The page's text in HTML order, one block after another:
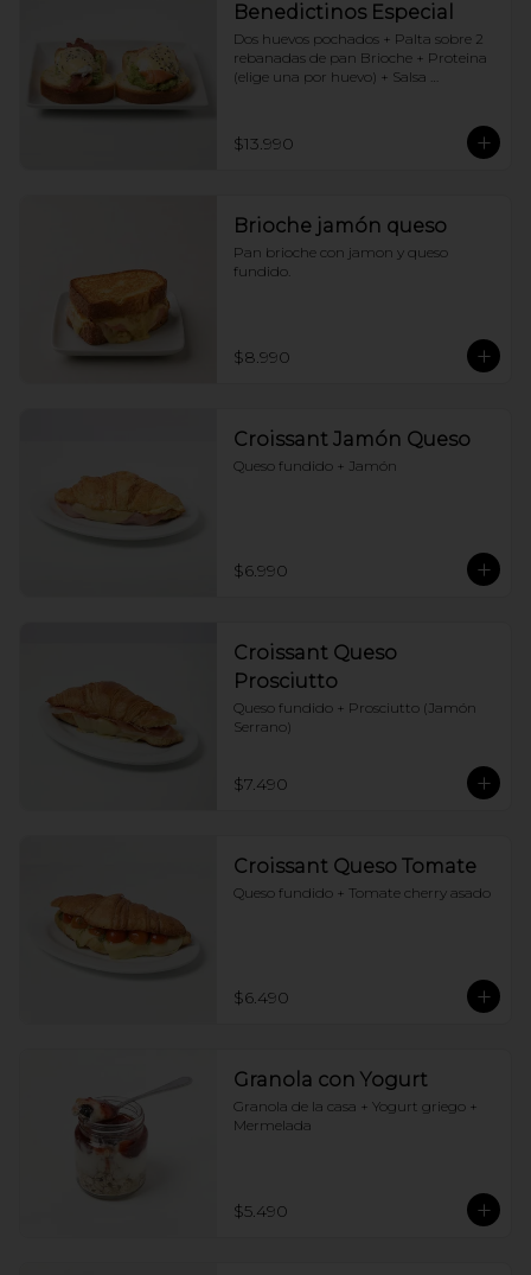
Benedictinos Especial
Dos huevos pochados + Palta sobre 2
rebanadas de pan Brioche + Proteina
(elige una por huevo) + Salsa
$13.990
Brioche jamón queso
Pan brioche con jamon y queso
fundido.
$8.990
Croissant Jamón Queso
Queso fundido + Jamón
$6.990
Croissant Queso
Prosciutto
Queso fundido + Prosciutto (Jamón
Serrano)
$7.490
Croissant Queso Tomate
Queso fundido + Tomate cherry asado
$6.490
Granola con Yogurt
Granola de la casa + Yogurt griego +
Mermelada
$5.490